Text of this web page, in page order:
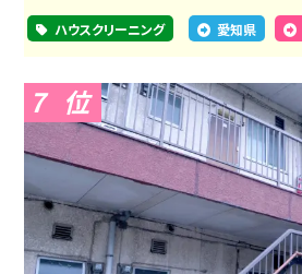
ハウスクリーニング 愛知県
7